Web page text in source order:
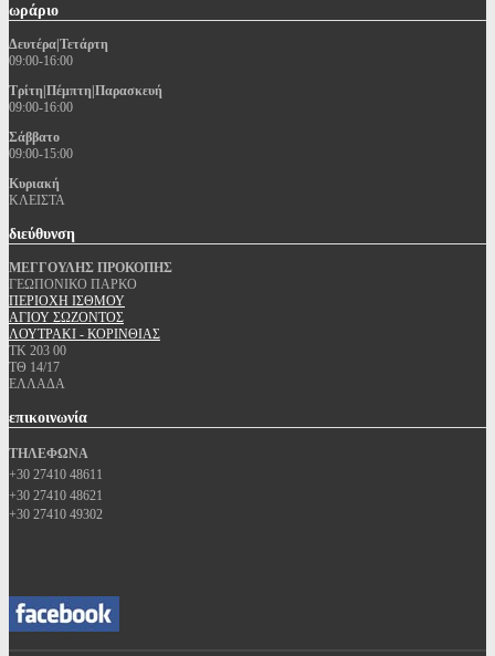
ωράριο
Δευτέρα|Τετάρτη
09:00-16:00
Τρίτη|Πέμπτη|Παρασκευή
09:00-16:00
Σάββατο
09:00-15:00
Κυριακή
ΚΛΕΙΣΤΑ
διεύθυνση
ΜΕΓΓΟΥΛΗΣ ΠΡΟΚΟΠΗΣ
ΓΕΩΠΟΝΙΚΟ ΠΑΡΚΟ
ΠΕΡΙΟΧΗ ΙΣΘΜΟΥ
ΑΓΙΟΥ ΣΩΖΟΝΤΟΣ
ΛΟΥΤΡΑΚΙ - ΚΟΡΙΝΘΙΑΣ
ΤΚ 203 00
ΤΘ 14/17
ΕΛΛΑΔΑ
επικοινωνία
ΤΗΛΕΦΩΝΑ
+30 27410 48611
+30 27410 48621
+30 27410 49302